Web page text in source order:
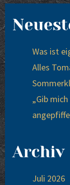
Was ist
Alles
„Gib
Archiv
Juli 2026